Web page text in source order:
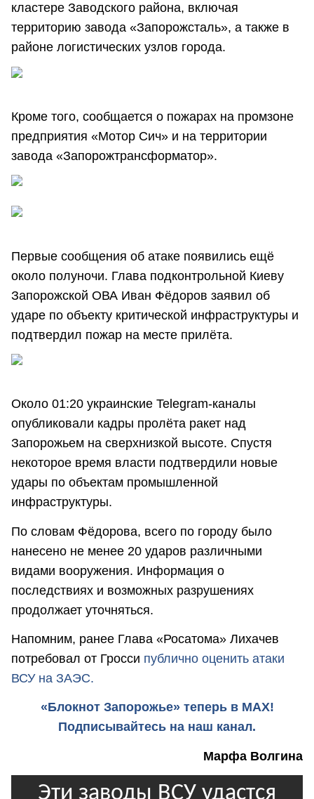
кластере Заводского района, включая
территорию завода «Запорожсталь», а также в
районе логистических узлов города.
Кроме того, сообщается о пожарах на промзоне
предприятия «Мотор Сич» и на территории
завода «Запорожтрансформатор».
Первые сообщения об атаке появились ещё
около полуночи. Глава подконтрольной Киеву
Запорожской ОВА Иван Фёдоров заявил об
ударе по объекту критической инфраструктуры и
подтвердил пожар на месте прилёта.
Около 01:20 украинские Telegram-каналы
опубликовали кадры пролёта ракет над
Запорожьем на сверхнизкой высоте. Спустя
некоторое время власти подтвердили новые
удары по объектам промышленной
инфраструктуры.
По словам Фёдорова, всего по городу было
нанесено не менее 20 ударов различными
видами вооружения. Информация о
последствиях и возможных разрушениях
продолжает уточняться.
Напомним, ранее Глава «Росатома» Лихачев
потребовал от Гросси публично оценить атаки
ВСУ на ЗАЭС.
«Блокнот Запорожье» теперь в MAX!
Подписывайтесь на наш канал.
Марфа Волгина